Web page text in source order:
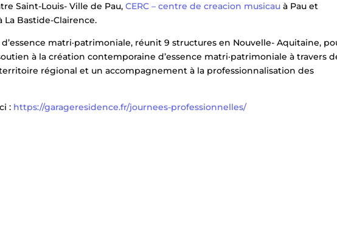
Saint-Louis- Ville de Pau,CERC – centre de creacion musicau à Pau et
La Bastide-Clairence.
matri·patrimoniale, réunit 9 structures en Nouvelle- Aquitaine,
à la création contemporaine d’essence matri·patrimoniale à travers
régional et un accompagnement à la professionnalisation des
: https://garageresidence.fr/journees-professionnelles/